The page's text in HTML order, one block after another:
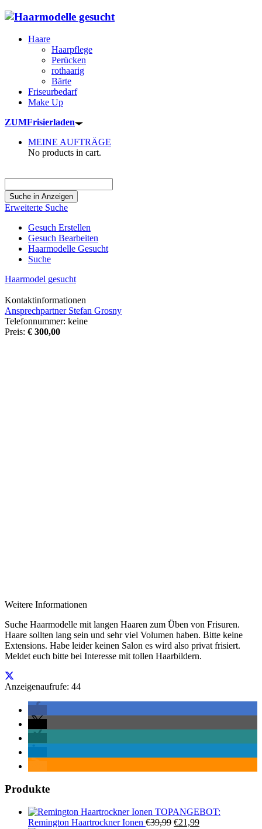
Haare
Haarpflege
Perücken
rothaarig
Bärte
Friseurbedarf
Make Up
ZUMFrisierladen
MEINE AUFTRÄGE
No products in cart.
nach:
Erweiterte Suche
Gesuch Erstellen
Gesuch Bearbeiten
Haarmodelle Gesucht
Suche
Haarmodel gesucht
Kontaktinformationen
Ansprechpartner Stefan Grosny
Telefonnummer: keine
Preis: € 300,00
Weitere Informationen
Suche Haarmodelle mit langen Haaren zum Üben von Frisuren.
Haare sollten lang sein und sehr viel Volumen haben. Bitte keine
Extensions. Habe leider keinen Salon es wird also privat frisiert.
Meldet euch bitte bei Interesse mit tollen Haarbildern.
Anzeigenaufrufe: 44
Produkte
TOPANGEBOT:
Remington Haartrockner Ionen €39,99 Ursprünglicher
€21,99Aktueller